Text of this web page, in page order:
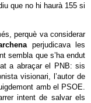
que no hi haurà 155 si
perquè va considerar
perjudicava les
sembla que s’ha endut
a abraçar el PNB: sis
visionari, l’autor de
amb el PSOE.
intent de salvar els